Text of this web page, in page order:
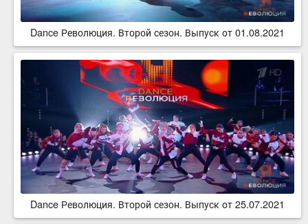
Dance Революция. Второй сезон. Выпуск от 01.08.2021
Dance Революция. Второй сезон. Выпуск от 25.07.2021